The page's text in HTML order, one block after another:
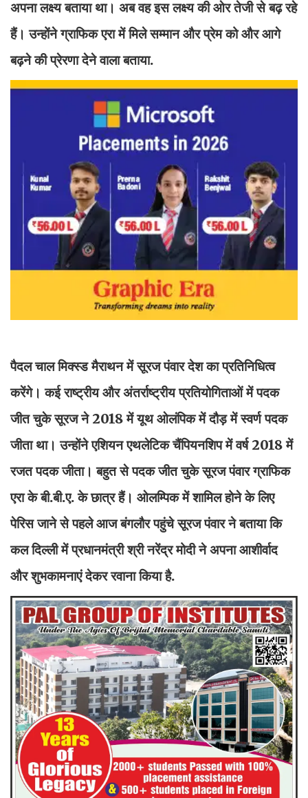
अपना लक्ष्य बताया था। अब वह इस लक्ष्य की ओर तेजी से बढ़ रहे
हैं। उन्होंने ग्राफिक एरा में मिले सम्मान और प्रेम को और आगे
बढ़ने की प्रेरणा देने वाला बताया.
पैदल चाल मिक्स्ड मैराथन में सूरज पंवार देश का प्रतिनिधित्व
करेंगे। कई राष्ट्रीय और अंतर्राष्ट्रीय प्रतियोगिताओं में पदक
जीत चुके सूरज ने 2018 में यूथ ओलंपिक में दौड़ में स्वर्ण पदक
जीता था। उन्होंने एशियन एथलेटिक चैंपियनशिप में वर्ष 2018 में
रजत पदक जीता। बहुत से पदक जीत चुके सूरज पंवार ग्राफिक
एरा के बी.बी.ए. के छात्र हैं। ओलम्पिक में शामिल होने के लिए
पेरिस जाने से पहले आज बंगलौर पहुंचे सूरज पंवार ने बताया कि
कल दिल्ली में प्रधानमंत्री श्री नरेंद्र मोदी ने अपना आशीर्वाद
और शुभकामनाएं देकर रवाना किया है.